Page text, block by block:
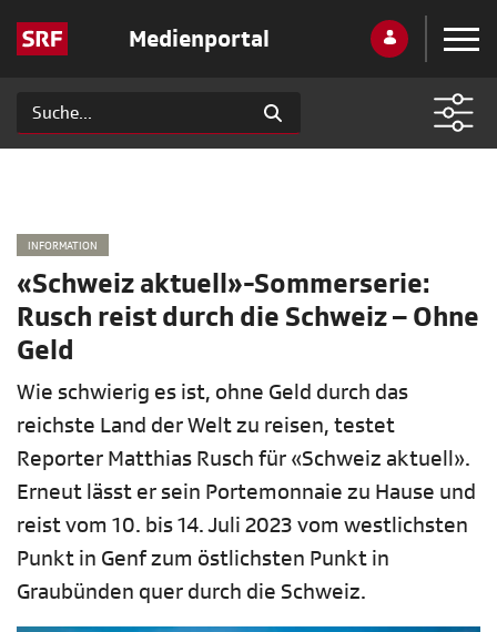
Medienportal
INFORMATION
«Schweiz aktuell»-Sommerserie:
Rusch reist durch die Schweiz – Ohne
Geld
Wie schwierig es ist, ohne Geld durch das
reichste Land der Welt zu reisen, testet
Reporter Matthias Rusch für «Schweiz aktuell».
Erneut lässt er sein Portemonnaie zu Hause und
reist vom 10. bis 14. Juli 2023 vom westlichsten
Punkt in Genf zum östlichsten Punkt in
Graubünden quer durch die Schweiz.